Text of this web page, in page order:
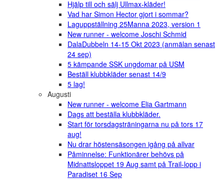
Hjälp till och sälj Ullmax-kläder!
Vad har Simon Hector gjort i sommar?
Laguppställning 25Manna 2023, version 1
New runner - welcome Joschi Schmid
DalaDubbeln 14-15 Okt 2023 (anmälan senast
24 sep)
5 kämpande SSK ungdomar på USM
Beställ klubbkläder senast 14/9
5 lag!
Augusti
New runner - welcome Elia Gartmann
Dags att beställa klubbkläder.
Start för torsdagsträningarna nu på tors 17
aug!
Nu drar höstensäsongen igång på allvar
Påminnelse: Funktionärer behövs på
Midnattsloppet 19 Aug samt på Trail-lopp i
Paradiset 16 Sep